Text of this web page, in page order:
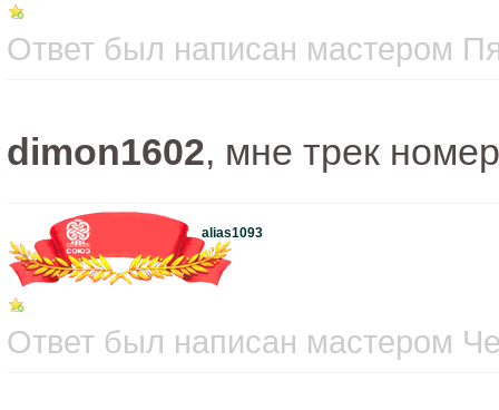
Ответ был написан мастером
dimon1602, мне трек
alias1093
Ответ был написан мастером